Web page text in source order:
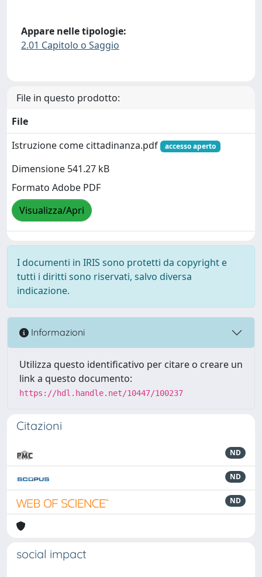
Appare nelle tipologie:
2.01 Capitolo o Saggio
File in questo prodotto:
File
Istruzione come cittadinanza.pdf
accesso aperto
Dimensione 541.27 kB
Formato Adobe PDF
Visualizza/Apri
I documenti in IRIS sono protetti da copyright e
tutti i diritti sono riservati, salvo diversa
indicazione.
Informazioni
Utilizza questo identificativo per citare o creare un
link a questo documento:
https://hdl.handle.net/10447/100237
Citazioni
ND
ND
ND
social impact